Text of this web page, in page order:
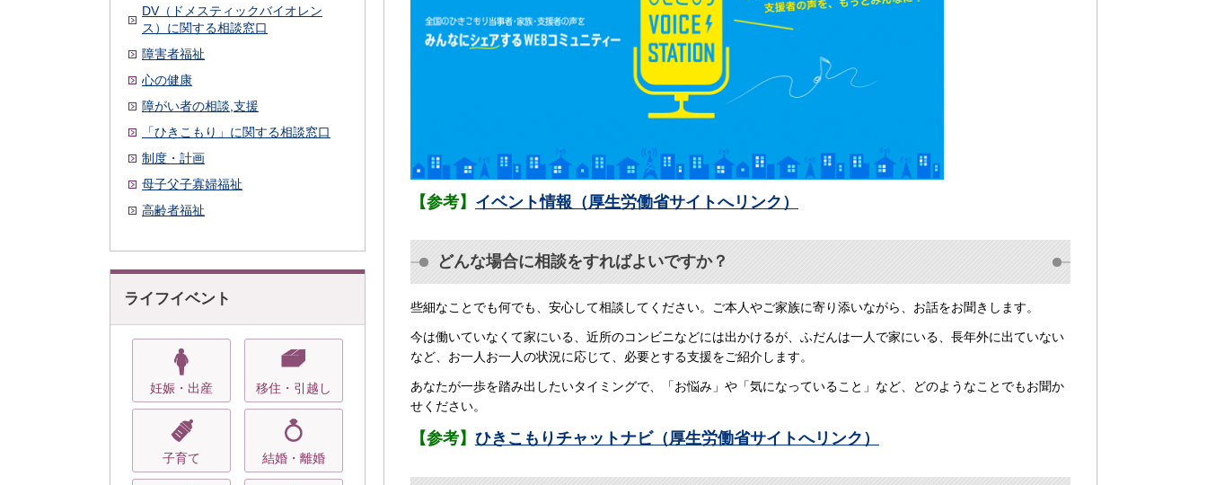
DV（ドメスティックバイオレン
ス）に関する相談窓口
障害者福祉
心の健康
障がい者の相談,支援
「ひきこもり」に関する相談窓口
制度・計画
母子父子寡婦福祉
高齢者福祉
ライフイベント
妊娠・出産 移住・引越し
子育て 結婚・離婚
【参考】 イベント情報（厚生労働省サイトへリンク）
どんな場合に相談をすればよいですか？
些細なことでも何でも、安心して相談してください。ご本人やご家族に寄り添いながら、お話をお聞きします。
今は働いていなくて家にいる、近所のコンビニなどには出かけるが、ふだんは一人で家にいる、長年外に出ていない
など、お一人お一人の状況に応じて、必要とする支援をご紹介します。
あなたが一歩を踏み出したいタイミングで、「お悩み」や「気になっていること」など、どのようなことでもお聞か
せください。
【参考】 ひきこもりチャットナビ（厚生労働省サイトへリンク）